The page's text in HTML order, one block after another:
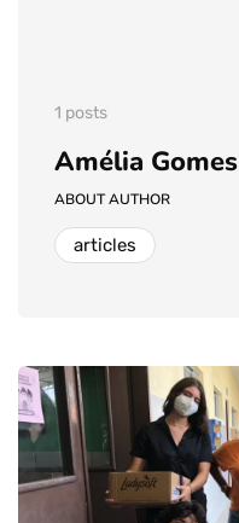
1 posts
Amélia Gomes
ABOUT AUTHOR
articles